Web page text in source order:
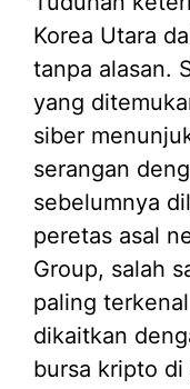
Korea Utara
tanpa alasan.
yang
siber
serangan
sebelumnya
peretas asal
Group, salah
paling
dikaitkan
bursa kripto di